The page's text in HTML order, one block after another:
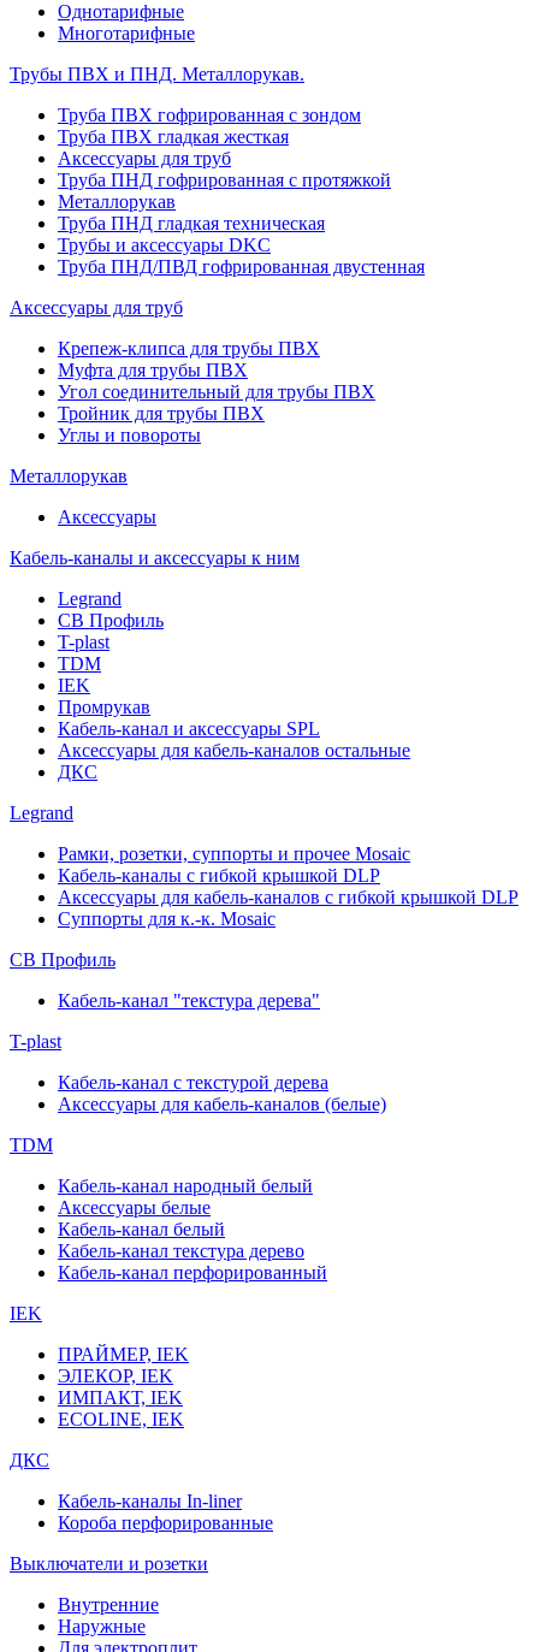
Однотарифные
Многотарифные
Трубы ПВХ и ПНД. Металлорукав.
Труба ПВХ гофрированная с зондом
Труба ПВХ гладкая жесткая
Аксессуары для труб
Труба ПНД гофрированная с протяжкой
Металлорукав
Труба ПНД гладкая техническая
Трубы и аксессуары DKC
Труба ПНД/ПВД гофрированная двустенная
Аксессуары для труб
Крепеж-клипса для трубы ПВХ
Муфта для трубы ПВХ
Угол соединительный для трубы ПВХ
Тройник для трубы ПВХ
Углы и повороты
Металлорукав
Аксессуары
Кабель-каналы и аксессуары к ним
Legrand
СВ Профиль
T-plast
TDM
IEK
Промрукав
Кабель-канал и аксессуары SPL
Аксессуары для кабель-каналов остальные
ДКС
Legrand
Рамки, розетки, суппорты и прочее Mosaic
Кабель-каналы с гибкой крышкой DLP
Аксессуары для кабель-каналов с гибкой крышкой DLP
Суппорты для к.-к. Mosaic
СВ Профиль
Кабель-канал "текстура дерева"
T-plast
Кабель-канал с текстурой дерева
Аксессуары для кабель-каналов (белые)
TDM
Кабель-канал народный белый
Аксессуары белые
Кабель-канал белый
Кабель-канал текстура дерево
Кабель-канал перфорированный
IEK
ПРАЙМЕР, IEK
ЭЛЕКОР, IEK
ИМПАКТ, IEK
ECOLINE, IEK
ДКС
Кабель-каналы In-liner
Короба перфорированные
Выключатели и розетки
Внутренние
Наружные
Для электроплит